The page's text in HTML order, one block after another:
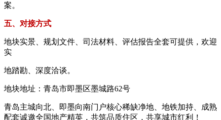
案。
五、对接方式
地块实景、规划文件、司法材料、评估报告全套可提供，欢迎
实
地踏勘、深度洽谈。
地块地址：青岛市即墨区墨城路62号
青岛主城向北、即墨向南门户核心稀缺净地、地铁加持、成熟
配套诚邀全国地产精英，共筑品质住区，共享城市红利！